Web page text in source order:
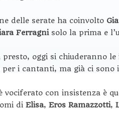
delle serate ha coinvolto
Ferragnisolo la prima e
oggi si chiuderanno
i cantanti, ma già ci sono
vociferato con insistenza è
di Elisa, Eros Ramazzotti,